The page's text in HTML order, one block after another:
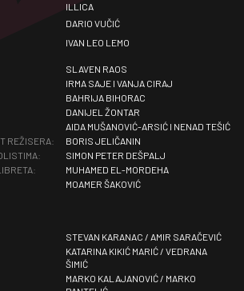
ILLICA
DARIO VUČIĆ
IVAN LEO LEMO
SLAVEN RAOS
IRMA SAJE I VANJA CIRAJ
BAHRIJA BIHORAC
DANIJEL ŽONTAR
AIDA MUŠANOVIĆ-ARSIĆ I NENAD TEŠIĆ
REŽISERA:
BORIS JELIČANIN
SIMON PETER DEŠPALJ
MUHAMED EL-MORDEHA
MOAMER ŠAKOVIĆ
STEVAN KARANAC / AMIR SARAČEVIĆ
KATARINA KIKIĆ MARIĆ / VEDRANA
ŠIMIĆ
MARKO KALAJANOVIĆ / MARKO